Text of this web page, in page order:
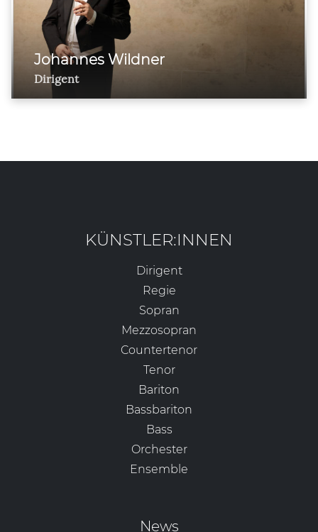
Johannes Wildner
Dirigent
KÜNSTLER:INNEN
Dirigent
Regie
Sopran
Mezzosopran
Countertenor
Tenor
Bariton
Bassbariton
Bass
Orchester
Ensemble
News